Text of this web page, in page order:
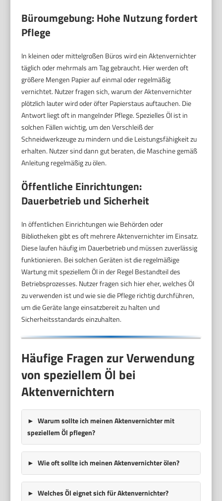
Büroumgebung: Hohe Nutzung fordert
Pflege
In kleinen oder mittelgroßen Büros wird ein Aktenvernichter
täglich oder mehrmals am Tag gebraucht. Hier werden oft
größere Mengen Papier auf einmal oder regelmäßig
vernichtet. Nutzer fragen sich, warum der Aktenvernichter
plötzlich lauter wird oder öfter Papierstaus auftauchen. Die
Antwort liegt oft in mangelnder Pflege. Spezielles Öl ist in
solchen Fällen wichtig, um den Verschleiß der
Schneidwerkzeuge zu mindern und die Leistungsfähigkeit zu
erhalten. Nutzer sind dann gut beraten, die Maschine gemäß
Anleitung regelmäßig zu ölen.
Öffentliche Einrichtungen:
Dauerbetrieb und Sicherheit
In öffentlichen Einrichtungen wie Behörden oder
Bibliotheken gibt es oft mehrere Aktenvernichter im Einsatz.
Diese laufen häufig im Dauerbetrieb und müssen zuverlässig
funktionieren. Bei solchen Geräten ist die regelmäßige
Wartung mit speziellem Öl in der Regel Bestandteil des
Betriebsprozesses. Nutzer fragen sich hier eher, welches Öl
zu verwenden ist und wie sie die Pflege richtig durchführen,
um die Geräte lange einsatzbereit zu halten und
Sicherheitsstandards einzuhalten.
Häufige Fragen zur Verwendung
von speziellem Öl bei
Aktenvernichtern
Warum sollte ich meinen Aktenvernichter mit
speziellem Öl pflegen?
Wie oft sollte ich meinen Aktenvernichter ölen?
Welches Öl eignet sich für Aktenvernichter?